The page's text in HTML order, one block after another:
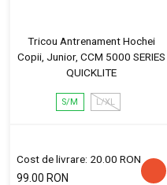
Tricou Antrenament Hochei
Copii, Junior, CCM 5000 SERIES
QUICKLITE
S/M L/XL
Cost de livrare: 20.00 RON
99.00 RON